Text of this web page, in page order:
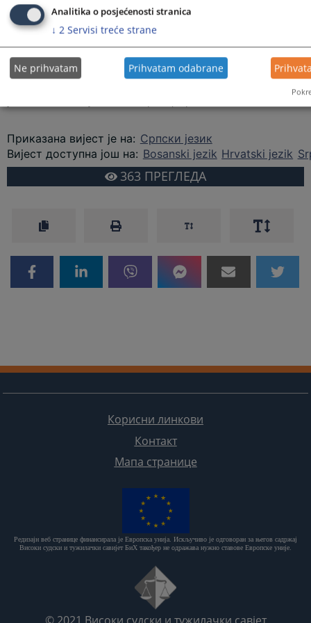
уз кориштење одговарајуће техничке опреме акредитованим
представницима медија допуштено је искључиво у просторији
предвиђеној за праћење сједница путем видео-линка. Снимање
у сали у којој се одржавају сједнице допуштено је само на
основу посебне одлуке Вијећа. Захтјеве за фотографисањем
или снимањем кадрова сједнице потребно је такође доставити
48 сати прије одржавања сједнице, на раније назначену адресу
Приказана вијест је на: Српски језик
Вијест доступна још на: Bosanski jezik Hrvatski jezik
363 ПРЕГЛЕДА
Корисни линкови
Контакт
Мапа странице
Редизајн веб странице финансирала је Европска унија. Искључиво је одговоран за његов садржај
Високи судски и тужилачки савијет БиХ такођер не одражава нужно ставове Европске уније.
Analitika o posjećenosti stranica
↓ 2 Servisi treće strane
Ne prihvatam Prihvatam odabrane